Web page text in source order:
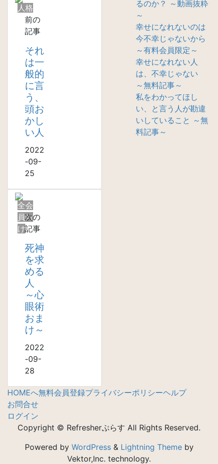
人格
前の
記事
それ
は一
般的
に言
う、
頭お
かし
い人
2022
-09-
25
全会
員向
け
次の
記事
死神
を求
める
人
～心
眼術
おま
け～
2022
-09-
28
るのか？ ～動画抜粋
～
幸せになれないのは
今不幸じゃないから
～有料会員限定～
幸せになれない人
は、不幸じゃない
～無料記事～
私をわかってほし
い、と言う人が勘違
いしていること ～無
料記事～
HOMEへ無料会員登録プライバシーポリシーヘルプ
お問合せ
ログイン
Copyright © Refresherぷらす All Rights Reserved.
Powered by WordPress& Lightning Themeby
Vektor,Inc. technology.